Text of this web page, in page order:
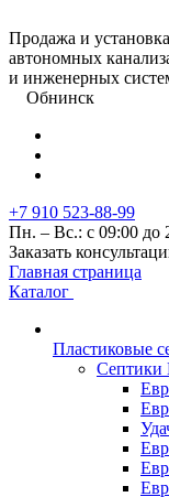
Продажа и
автономных
и инженерных
Обнинск
+7 910 523-88-99
Пн. – Вс.: с 09:00 до
Заказать
Главная страница
Каталог
Пластиковые
Септики